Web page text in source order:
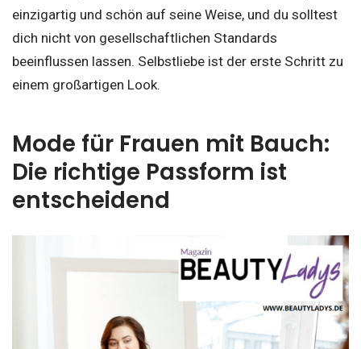
einzigartig und schön auf seine Weise, und du solltest
dich nicht von gesellschaftlichen Standards
beeinflussen lassen. Selbstliebe ist der erste Schritt zu
einem großartigen Look.
Mode für Frauen mit Bauch:
Die richtige Passform ist
entscheidend